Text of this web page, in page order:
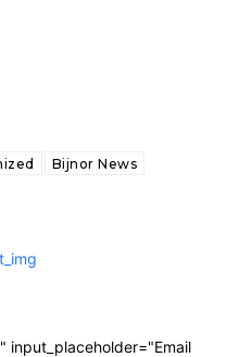
Bijnor News
input_placeholder="Email